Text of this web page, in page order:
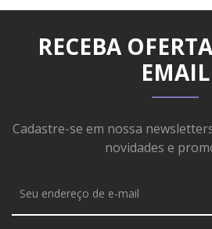
RECEBA
EMAIL
Cadastre-se em nossa
novidades e